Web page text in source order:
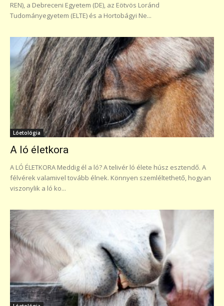
REN), a Debreceni Egyetem (DE), az Eötvös Loránd
Tudományegyetem (ELTE) és a Hortobágyi Ne...
Lóetológia
A ló életkora
A LÓ ÉLETKORA Meddig él a ló? A telivér ló élete húsz esztendő. A
félvérek valamivel tovább élnek. Könnyen szemléltethető, hogyan
viszonylik a ló ko...